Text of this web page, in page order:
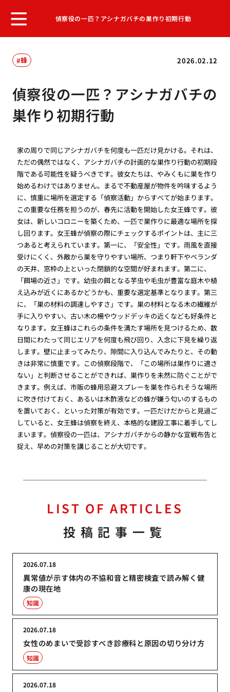
偵察役の一匹？アシナガバチの巣作り初期行動
2026.02.12
蜂
偵察役の一匹？アシナガバチの
巣作り初期行動
家の周りで同じアシナガバチを何度も一匹だけ見かける。それは、
ただの偶然ではなく、アシナガバチの計画的な巣作り行動の初期段
階である可能性を疑うべきです。彼女たちは、やみくもに巣を作り
始めるわけではありません。まるで不動産屋が物件を吟味するよう
に、慎重に場所を選定する「偵察活動」からすべてが始まります。
この重要な任務を担うのが、春先に活動を開始した女王蜂です。彼
女は、新しいコロニーを築くため、一匹で巣作りに最適な場所を探
し回ります。女王蜂が偵察の際にチェックするポイントは、主に三
つあると考えられています。第一に、「安全性」です。雨風を直接
受けにくく、外敵から巣を守りやすい場所、つまり軒下やベランダ
の天井、窓枠の上といった閉鎖的な空間が好まれます。第二に、
「餌場の近さ」です。幼虫の餌となる芋虫や毛虫が豊富な庭木や植
え込みが近くにあるかどうかも、重要な選定基準となります。第三
に、「巣の材料の調達しやすさ」です。巣の材料となる木の繊維が
手に入りやすい、古い木の柵やウッドデッキの近くなども好条件と
なります。女王蜂はこれらの条件を満たす場所を見つけるため、数
日間にわたって同じエリアを何度も飛び回り、入念に下見を繰り返
します。壁に止まってみたり、隙間に入り込んでみたりと、その動
きは非常に慎重です。この偵察段階で、「この場所は巣作りに適さ
ない」と判断させることができれば、巣作りを未然に防ぐことがで
きます。例えば、市販の蜂用忌避スプレーを巣を作られそうな場所
に吹き付けておく、あるいは木酢液などの蜂が嫌う匂いのするもの
を置いておく、といった対策が有効です。一匹だけだからと見過ご
していると、女王蜂は偵察を終え、本格的な建設工事に着手してし
まいます。偵察役の一匹は、アシナガバチからの静かな宣戦布告と
捉え、早めの対策を講じることが大切です。
LIST OF ARTICLES
投稿記事一覧
異常値が示す体内の不協和音と精密検査で読み解く健
康の現在地
2026.07.18
知識
女性のめまいで受診すべき診療科と原因の切り分け方
2026.07.18
知識
2026.07.18